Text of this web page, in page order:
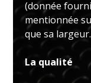
(donnée
mentionnée
que sa largeur.
La qualité